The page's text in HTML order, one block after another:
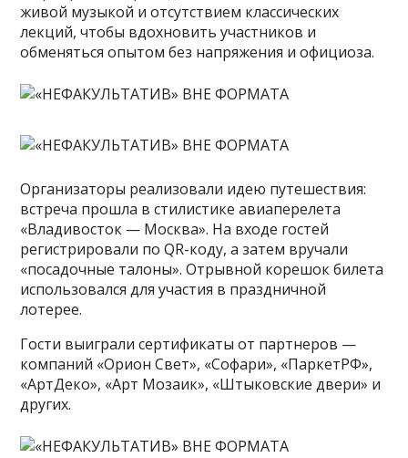
живой музыкой и отсутствием классических
лекций, чтобы вдохновить участников и
обменяться опытом без напряжения и официоза.
Организаторы реализовали идею путешествия:
встреча прошла в стилистике авиаперелета
«Владивосток — Москва». На входе гостей
регистрировали по QR-коду, а затем вручали
«посадочные талоны». Отрывной корешок билета
использовался для участия в праздничной
лотерее.
Гости выиграли сертификаты от партнеров —
компаний «Орион Свет», «Софари», «ПаркетРФ»,
«АртДеко», «Арт Мозаик», «Штыковские двери» и
других.